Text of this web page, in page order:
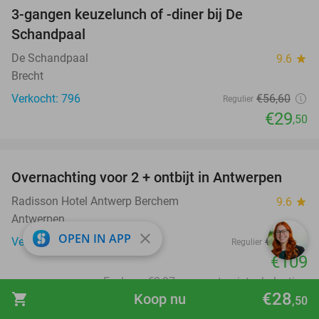
shopping_cart €28,50
Koop nu
3-gangen keuzelunch of -diner bij De
Schandpaal
De Schandpaal 9.6 star
Brecht
Verkocht: 796
Regulier €56,60
€29,50
33%
Overnachting voor 2 + ontbijt in Antwerpen
Radisson Hotel Antwerp Berchem 9.6 star
Antwerpen
Verkocht: 1.589
Regulier €162
€109
Excl. ca. €2,97 p.p.p.n. toeristenbelasting
favorite_border
OPEN IN APP close